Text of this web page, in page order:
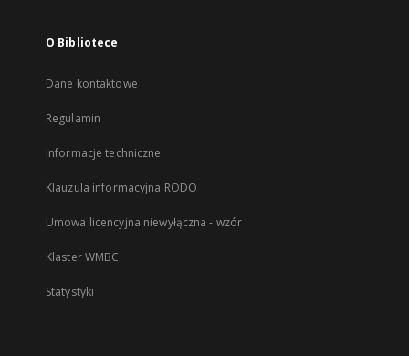
O Bibliotece
Dane kontaktowe
Regulamin
Informacje techniczne
Klauzula informacyjna RODO
Umowa licencyjna niewyłączna - wzór
Klaster WMBC
Statystyki